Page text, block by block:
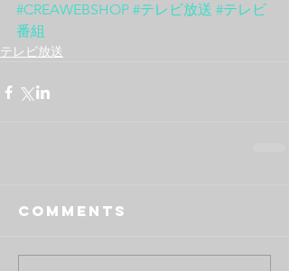
#CREAWEBSHOP #テレビ放送 #テレビ
番組
テレビ放送
Comments